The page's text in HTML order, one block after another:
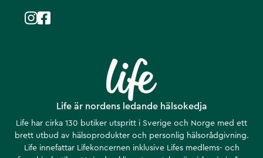
Life är nordens ledande hälsokedja
Life har cirka 130 butiker utspritt i Sverige och Norge med ett
brett utbud av hälsoprodukter och personlig hälsorådgivning.
Life innefattar Lifekoncernen inklusive Lifes medlems- och